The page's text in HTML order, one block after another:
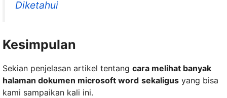
Diketahui
Kesimpulan
Sekian penjelasan artikel tentang cara melihat banyak
halaman dokumen microsoft word sekaligus yang bisa
kami sampaikan kali ini.